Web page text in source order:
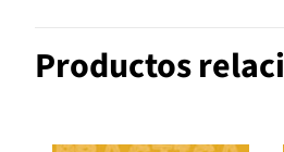
Productos